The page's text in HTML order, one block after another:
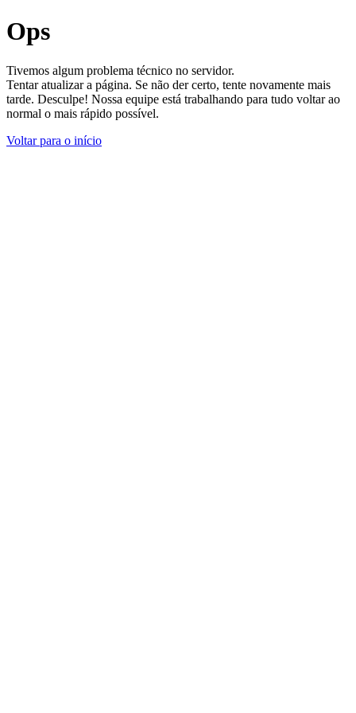
Ops
Tivemos algum problema técnico no servidor.
Tentar atualizar a página. Se não der certo, tente novamente mais
tarde. Desculpe! Nossa equipe está trabalhando para tudo voltar ao
normal o mais rápido possível.
Voltar para o início